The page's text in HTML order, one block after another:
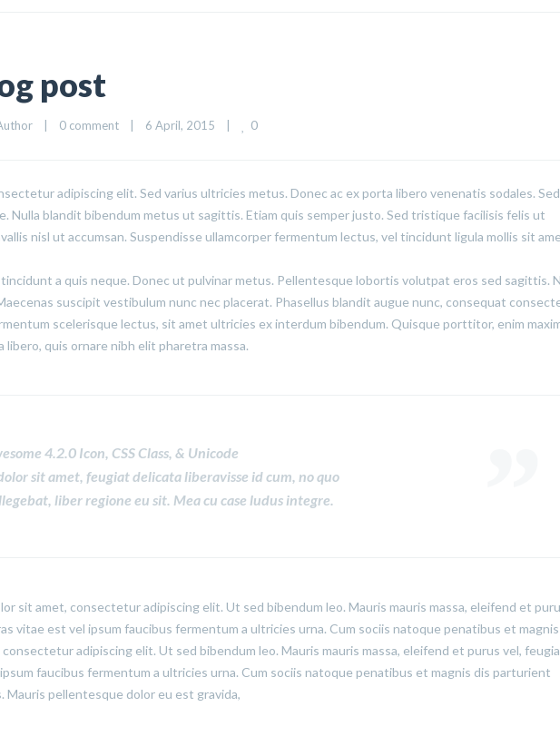
post
0 comment 6 April, 2015 0
adipiscing elit. Sed varius ultricies metus. Donec ac ex porta libero venenatis sodales. Sed
Nulla blandit bibendum metus ut sagittis. Etiam quis semper justo. Sed tristique facilisis felis ut
nisl ut accumsan. Suspendisse ullamcorper fermentum lectus, vel tincidunt ligula mollis sit
a quis neque. Donec ut pulvinar metus. Pellentesque lobortis volutpat eros sed sagittis.
suscipit vestibulum nunc nec placerat. Phasellus blandit augue nunc, consequat
scelerisque lectus, sit amet ultricies ex interdum bibendum. Quisque porttitor, enim
libero, quis ornare nibh elit pharetra massa.
4.2.0 Icon, CSS Class, & Unicode
sit amet, feugiat delicata liberavisse id cum, no quo
liber regione eu sit. Mea cu case ludus integre.
sit amet, consectetur adipiscing elit. Ut sed bibendum leo. Mauris mauris massa, eleifend et
vitae est vel ipsum faucibus fermentum a ultricies urna. Cum sociis natoque penatibus et magnis
adipiscing elit. Ut sed bibendum leo. Mauris mauris massa, eleifend et purus vel,
faucibus fermentum a ultricies urna. Cum sociis natoque penatibus et magnis dis parturient
Mauris pellentesque dolor eu est gravida,